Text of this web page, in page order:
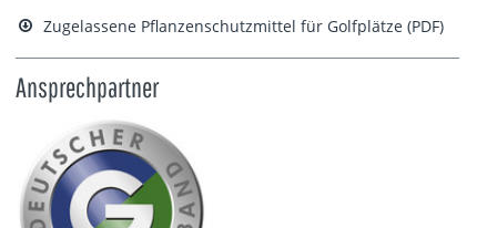
Zugelassene Pflanzenschutzmittel für Golfplätze (PDF)
Ansprechpartner